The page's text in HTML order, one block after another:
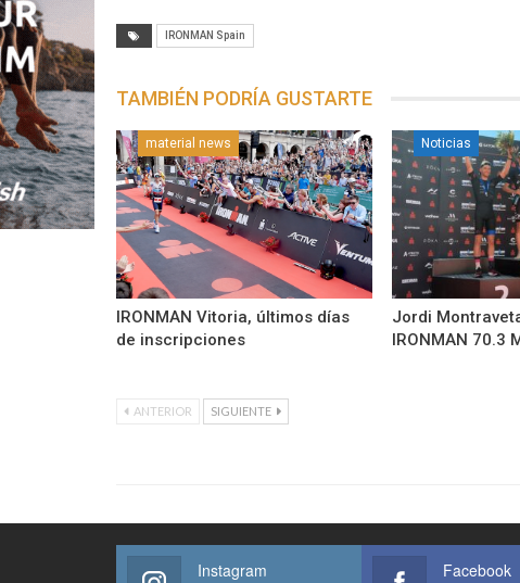
IRONMAN Spain
TAMBIÉN PODRÍA GUSTARTE
material news
IRONMAN Vitoria, últimos días
de inscripciones
Noticias
Jordi
IRONMAN 70.3
ANTERIOR SIGUIENTE
Instagram Facebook